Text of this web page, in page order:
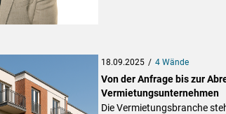
18.09.2025 4 Wände
Von der Anfrage bis zur
Vermietungsunternehmen
Die Vermietungsbranche